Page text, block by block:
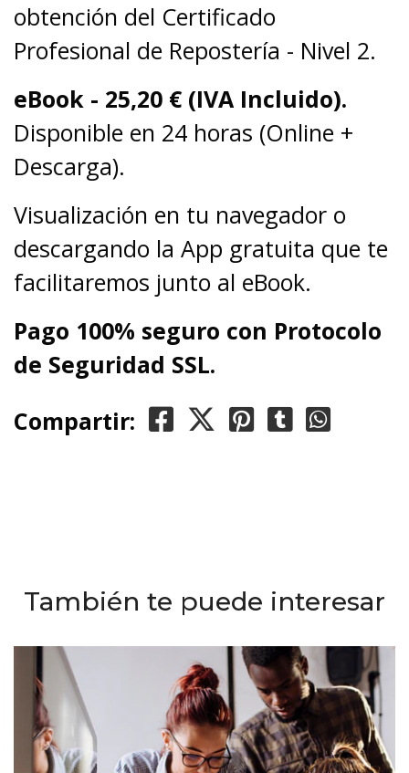
obtención del Certificado
Profesional de Repostería - Nivel 2.
eBook - 25,20 € (IVA Incluido).
Disponible en 24 horas (Online +
Descarga).
Visualización en tu navegador o
descargando la App gratuita que te
facilitaremos junto al eBook.
Pago 100% seguro con Protocolo
de Seguridad SSL.
Compartir:
También te puede interesar